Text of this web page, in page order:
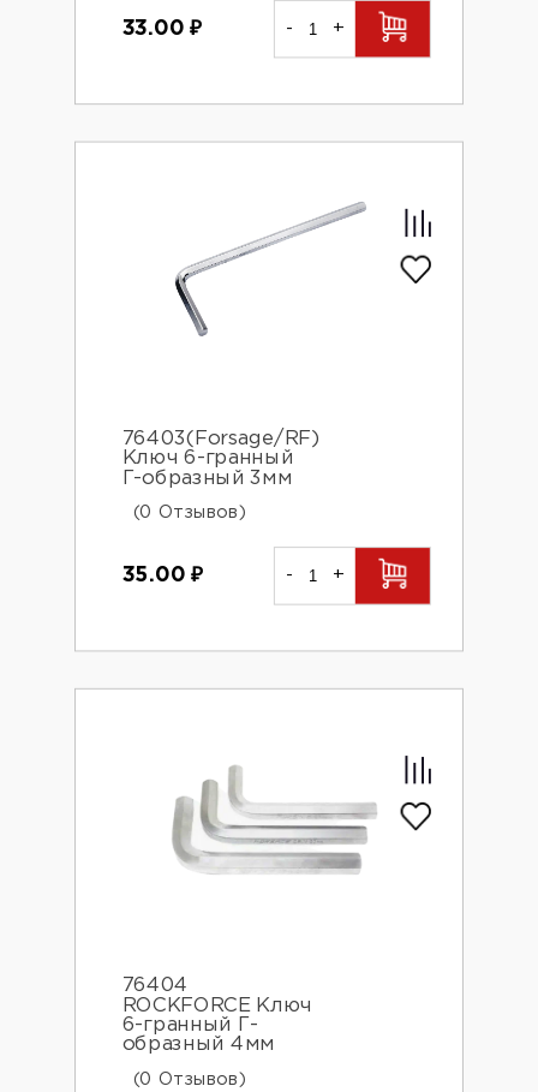
33.00₽ - +
76403(Forsage/RF)
Ключ 6-гранный
Г-образный 3мм
(0 Отзывов)
35.00₽ - +
76404
ROCKFORCE Ключ
6-гранный Г-
образный 4мм
(0 Отзывов)